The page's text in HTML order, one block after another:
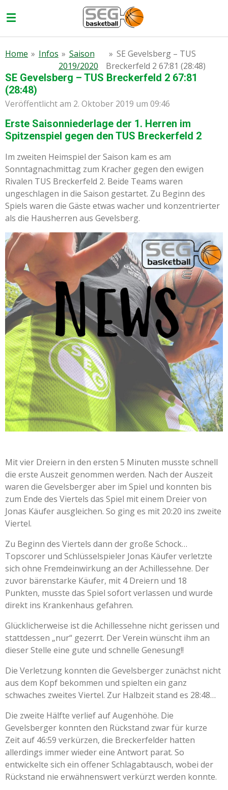
Hauptinhalt
Home » Infos » Saison
2019/2020
» SE Gevelsberg – TUS
Breckerfeld 2 67:81 (28:48)
SE Gevelsberg – TUS Breckerfeld 2 67:81
(28:48)
Veröffentlicht am 2. Oktober 2019 um 09:46
Erste Saisonniederlage der 1. Herren im
Spitzenspiel gegen den TUS Breckerfeld 2
Im zweiten Heimspiel der Saison kam es am
Sonntagnachmittag zum Kracher gegen den ewigen
Rivalen TUS Breckerfeld 2. Beide Teams waren
ungeschlagen in die Saison gestartet. Zu Beginn des
Spiels waren die Gäste etwas wacher und konzentrierter
als die Hausherren aus Gevelsberg.
Mit vier Dreiern in den ersten 5 Minuten musste schnell
die erste Auszeit genommen werden. Nach der Auszeit
waren die Gevelsberger aber im Spiel und konnten bis
zum Ende des Viertels das Spiel mit einem Dreier von
Jonas Käufer ausgleichen. So ging es mit 20:20 ins zweite
Viertel.
Zu Beginn des Viertels dann der große Schock…
Topscorer und Schlüsselspieler Jonas Käufer verletzte
sich ohne Fremdeinwirkung an der Achillessehne. Der
zuvor bärenstarke Käufer, mit 4 Dreiern und 18
Punkten, musste das Spiel sofort verlassen und wurde
direkt ins Krankenhaus gefahren.
Glücklicherweise ist die Achillessehne nicht gerissen und
stattdessen „nur“ gezerrt. Der Verein wünscht ihm an
dieser Stelle eine gute und schnelle Genesung!!
Die Verletzung konnten die Gevelsberger zunächst nicht
aus dem Kopf bekommen und spielten ein ganz
schwaches zweites Viertel. Zur Halbzeit stand es 28:48…
Die zweite Hälfte verlief auf Augenhöhe. Die
Gevelsberger konnten den Rückstand zwar für kurze
Zeit auf 46:59 verkürzen, die Breckerfelder hatten
allerdings immer wieder eine Antwort parat. So
entwickelte sich ein offener Schlagabtausch, wobei der
Rückstand nie erwähnenswert verkürzt werden konnte.